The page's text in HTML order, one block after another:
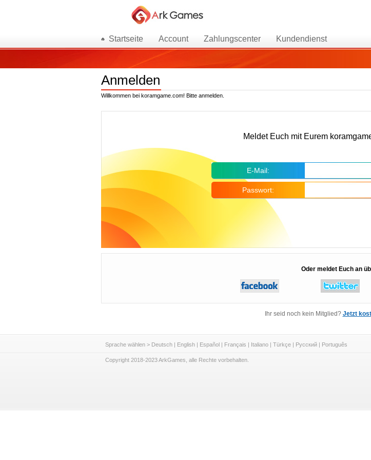
Startseite Account Zahlungscenter Kundendienst
Anmelden
Willkommen bei koramgame.com! Bitte anmelden.
Meldet Euch mit Eurem
E-Mail:
Passwort:
Oder meldet Euch an
Ihr seid noch kein Mitglied? Jetzt
Sprache wählen > Deutsch | English | Español | Français | Italiano | Türkçe | Русский | Português
Copyright 2018-2023 ArkGames, alle Rechte vorbehalten.